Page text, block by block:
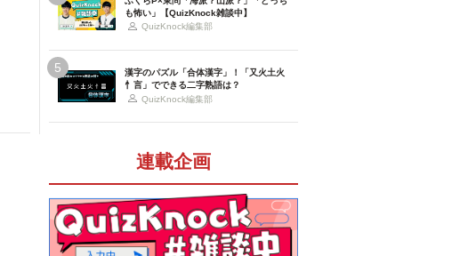
も怖い」【QuizKnock雑談中】
QuizKnock編集部
5
漢字のパズル「合体漢字」！「又火土火
忄言」でできる二字熟語は？
QuizKnock編集部
連載企画